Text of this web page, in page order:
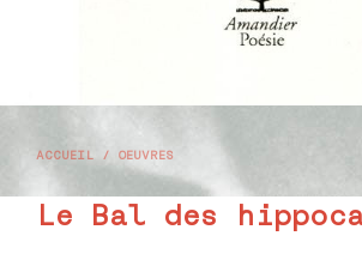
ACCUEIL / OEUVRES
Le Bal des